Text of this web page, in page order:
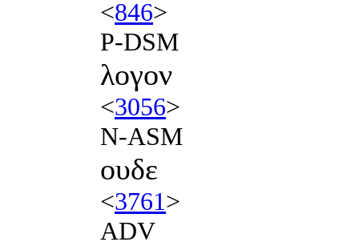
<846>
P-DSM
λογον
<3056>
N-ASM
ουδε
<3761>
ADV